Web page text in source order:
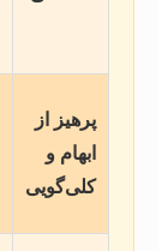
پرهیز از
ابهام و
کلی‌گویی